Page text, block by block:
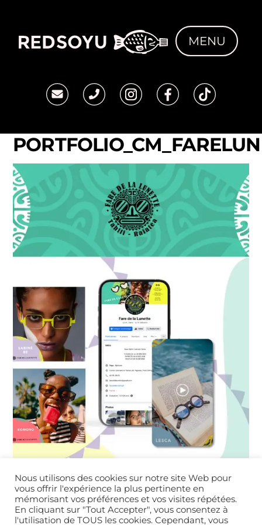
content
MENU
PORTFOLIO_CM_FARELUN
Nous utilisons des cookies sur notre site Web pour
vous offrir l'expérience la plus pertinente en
mémorisant vos préférences et vos visites répétées.
En cliquant sur "Tout Accepter", vous consentez à
l'utilisation de TOUS les cookies. Cependant, vous